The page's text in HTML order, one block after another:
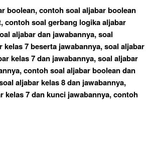
boolean, contoh soal aljabar boolean
contoh soal gerbang logika aljabar
aljabar dan jawabannya, soal
kelas 7 beserta jawabannya, soal aljabar
kelas 7 dan jawabannya, soal aljabar
contoh soal aljabar boolean dan
aljabar kelas 8 dan jawabannya,
kelas 7 dan kunci jawabannya, contoh